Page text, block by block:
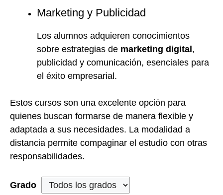
Marketing y Publicidad
Los alumnos adquieren conocimientos
sobre estrategias de marketing digital ,
publicidad y comunicación, esenciales para
el éxito empresarial.
Estos cursos son una excelente opción para
quienes buscan formarse de manera flexible y
adaptada a sus necesidades. La modalidad a
distancia permite compaginar el estudio con otras
responsabilidades.
Grado